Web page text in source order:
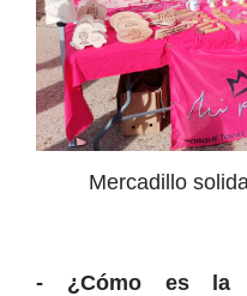
Mercadillo
- ¿Cómo es la